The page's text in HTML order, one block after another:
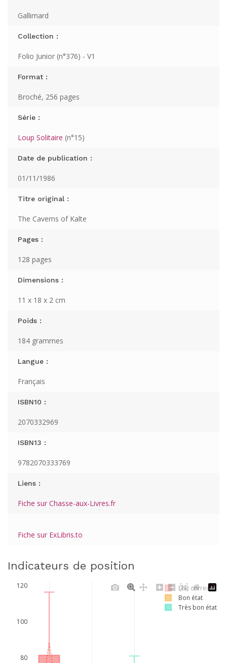
Gallimard
Collection :
Folio Junior (n°376) - V1
Format :
Broché, 256 pages
Série :
Loup Solitaire (n°15)
Date de publication :
01/11/1986
Titre original :
The Caverns of Kalte
Pages :
128 pages
Dimensions :
11 x 18 x 2 cm
Poids :
184 grammes
Langue :
Français
ISBN10 :
2070332969
ISBN13 :
9782070333769
Liens :
Fiche sur Chasse-aux-Livres.fr
Fiche sur ExLibris.to
Indicateurs de position
80
100
120
Etat correct
Bon état
Très bon état